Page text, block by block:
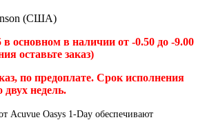
(США)
основном в наличии от -0.50 до -9.00
оставьте заказ)
по предоплате. Срок исполнения
двух недель.
Acuvue Oasys 1-Day обеспечивают